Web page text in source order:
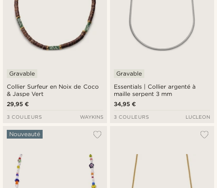
Collier Surfeur en Noix de Coco
& Jaspe Vert
Gravable
29,95 €
3 COULEURS WAYKINS
Essentials | Collier argenté à
maille serpent 3 mm
Gravable
34,95 €
3 COULEURS LUCLEON
Nouveauté